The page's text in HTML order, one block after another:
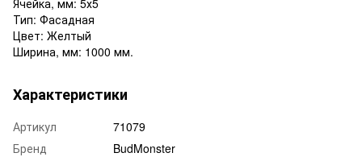
Тип: Фасадная
Цвет: Желтый
Ширина, мм: 1000 мм.
Характеристики
Артикул
71079
Бренд
BudMonster